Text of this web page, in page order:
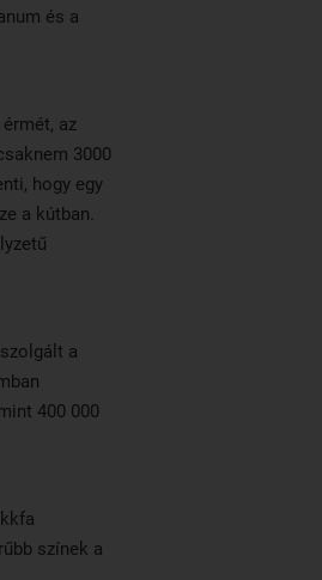
és a
az
3000
hogy egy
a kútban.
a
400 000
színek a